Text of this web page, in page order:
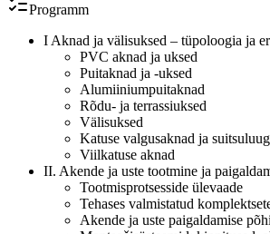
Programm
I Aknad ja välisuksed – tüpoloogia ja
PVC aknad ja uksed
Puitaknad ja -uksed
Alumiiniumpuitaknad
Rõdu- ja terrassiuksed
Välisuksed
Katuse valgusaknad ja
Viilkatuse aknad
II. Akende ja uste tootmine ja
Tootmisprotsesside ülevaade
Tehases valmistatud
Akende ja uste paigaldamise